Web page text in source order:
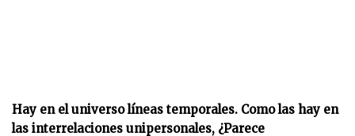
Hay en el universo líneas temporales. Como las hay en
las interrelaciones unipersonales, ¿Parece